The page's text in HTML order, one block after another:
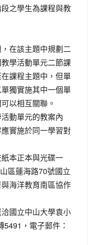
之學生為課程與教
在該主題中規劃二
學活動單元二節課
課程主題中，但單
獨實施其中一個單
以相互關聯。
動單元的教案內
實施於同一學習對
本正本與光碟一
區蓮海路70號國立
海洋教育南區協作
國立中山大學袁小
，電子郵件：